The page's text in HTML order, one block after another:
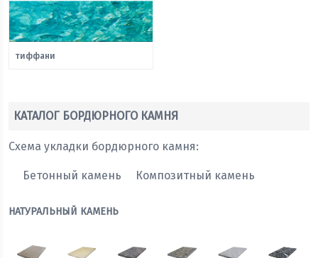
тиффани
КАТАЛОГ БОРДЮРНОГО КАМНЯ
Схема укладки бордюрного камня:
Бетонный камень Композитный камень
НАТУРАЛЬНЫЙ КАМЕНЬ